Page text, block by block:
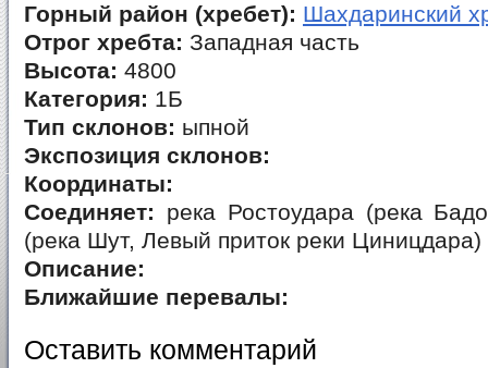
Горный район (хребет): Шахдаринский
Отрог хребта: Западная часть
Высота: 4800
Категория: 1Б
Тип склонов: ыпной
Экспозиция склонов:
Координаты:
Соединяет: река Ростоудара (река
(река Шут, Левый приток реки Циницдара)
Описание:
Ближайшие перевалы:
Оставить комментарий